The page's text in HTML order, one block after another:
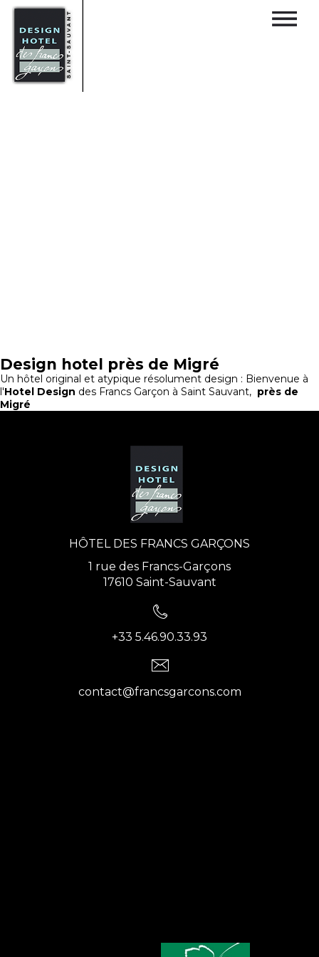
Design hotel près de Migré
Un hôtel original et atypique résolument design : Bienvenue à
l'Hotel Design des Francs Garçon à Saint Sauvant, près de
Migré
HÔTEL DES FRANCS GARÇONS
1 rue des Francs-Garçons
17610 Saint-Sauvant
+33 5.46.90.33.93
contact@francsgarcons.com